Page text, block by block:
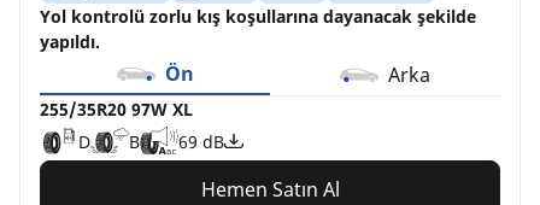
Yol kontrolü zorlu kış koşullarına dayanacak şekilde
yapıldı.
Ön Arka
255/35R20 97W XL
D
B 69 dB
Hemen Satın Al